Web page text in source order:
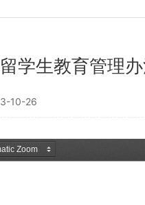
学生教育管理
10-26